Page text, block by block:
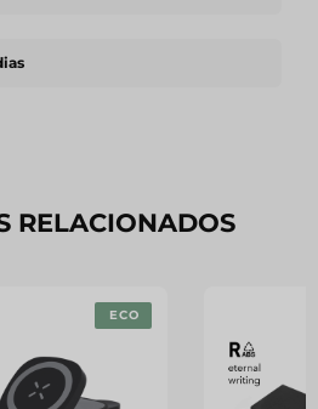
RELACIONADOS
ECO